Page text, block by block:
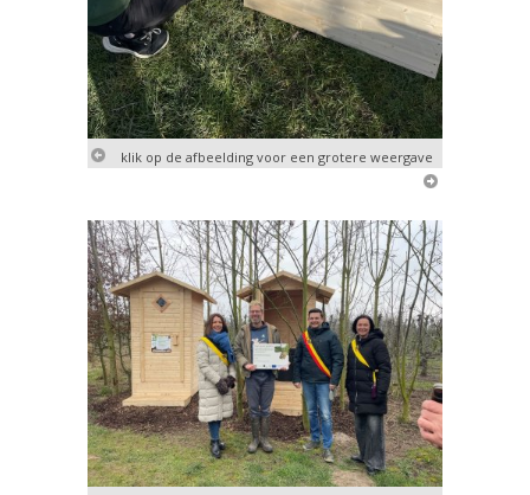
klik op de afbeelding voor een grotere weergave